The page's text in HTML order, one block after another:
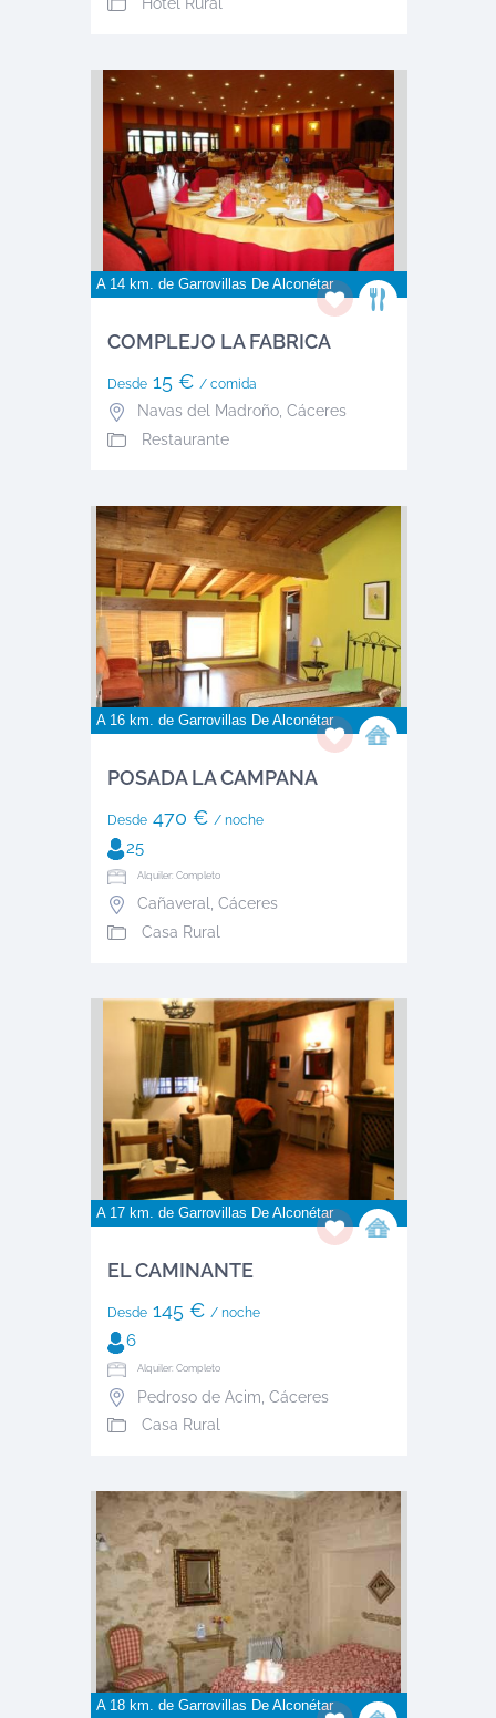
A 14 km. de Garrovillas De Alconétar
COMPLEJO LA FABRICA
Desde15 € / comida
Navas del Madroño, Cáceres
Restaurante
A 16 km. de Garrovillas De Alconétar
POSADA LA CAMPANA
Desde470 € / noche
25
Alquiler: Completo
Cañaveral, Cáceres
Casa Rural
A 17 km. de Garrovillas De Alconétar
EL CAMINANTE
Desde145 € / noche
6
Alquiler: Completo
Pedroso de Acim Cáceres
Casa Rural
A 18 km. de Garrovillas De Alconétar